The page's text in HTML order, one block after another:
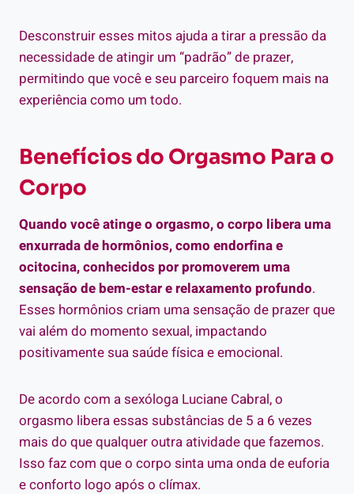
Desconstruir esses mitos ajuda a tirar a pressão da
necessidade de atingir um “padrão” de prazer,
permitindo que você e seu parceiro foquem mais na
experiência como um todo.
Benefícios do Orgasmo Para o
Corpo
Quando você atinge o orgasmo, o corpo libera uma
enxurrada de hormônios, como endorfina e
ocitocina, conhecidos por promoverem uma
sensação de bem-estar e relaxamento profundo.
Esses hormônios criam uma sensação de prazer que
vai além do momento sexual, impactando
positivamente sua saúde física e emocional.
De acordo com a sexóloga Luciane Cabral, o
orgasmo libera essas substâncias de 5 a 6 vezes
mais do que qualquer outra atividade que fazemos.
Isso faz com que o corpo sinta uma onda de euforia
e conforto logo após o clímax.